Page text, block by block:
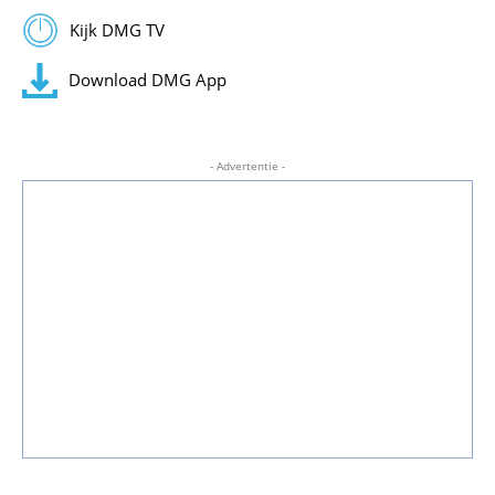
Kijk DMG TV
Download DMG App
- Advertentie -